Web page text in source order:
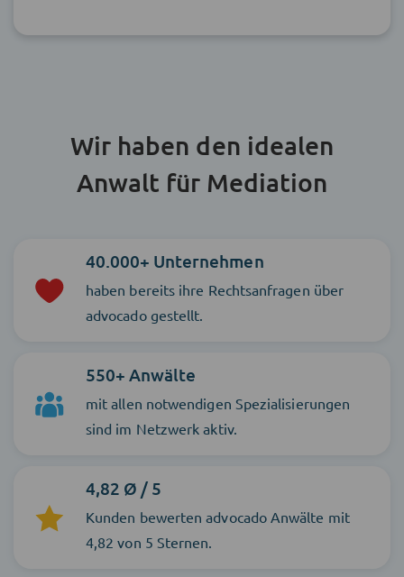
Wir haben den idealen
Anwalt für Mediation
40.000+ Unternehmen
haben bereits ihre Rechtsanfragen über
advocado gestellt.
550+ Anwälte
mit allen notwendigen Spezialisierungen
sind im Netzwerk aktiv.
4,82 Ø / 5
Kunden bewerten advocado Anwälte mit
4,82 von 5 Sternen.